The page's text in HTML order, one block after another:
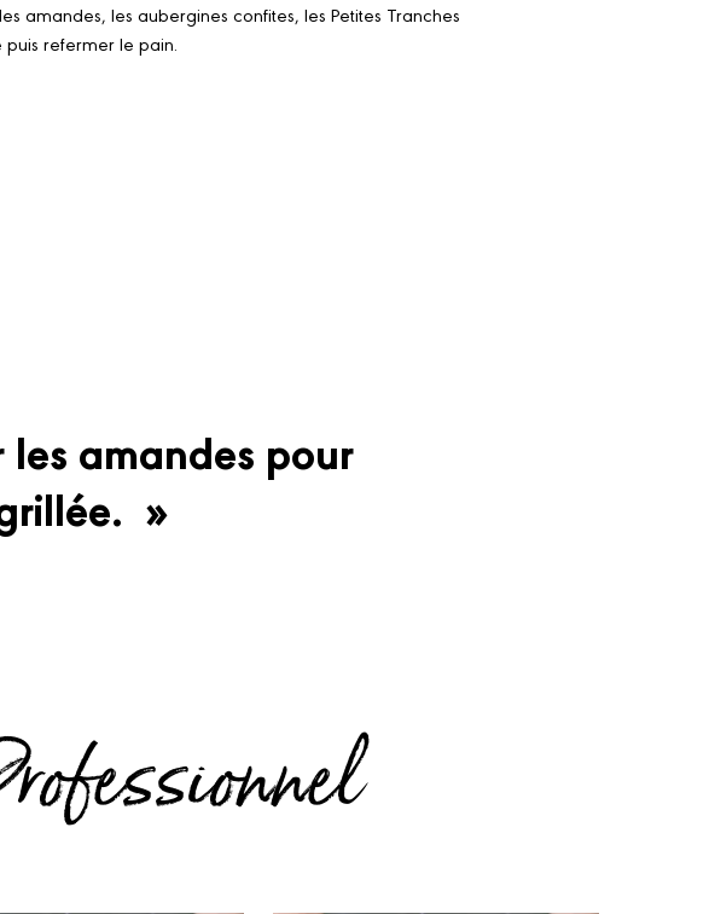
amandes, les aubergines confites, les Petites Tranches
refermer le pain.
amandes pour
»